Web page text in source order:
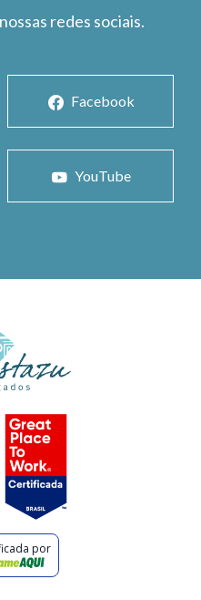
redes sociais.
Facebook
YouTube
por